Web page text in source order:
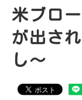
米ブロ
が出さ
し～